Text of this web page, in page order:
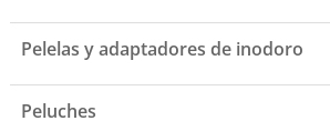
Pelelas y adaptadores de inodoro
Peluches